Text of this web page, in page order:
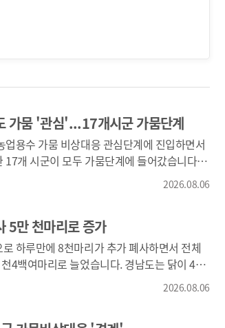
가뭄 '관심'...17개시군 가뭄단계
업용수 가뭄 비상대응 관심단계에 진입하면서
가뭄단계에 들어갔습니다.
의 농업용수 저수율이 오늘(6) 기준으로 45.8%
각단계 진입을 눈앞에 두고 있습니다.
2026.08.06
5만 천마리로 증가
하루만에 8천마리가 추가 폐사하면서 전체
마리로 늘었습니다. 경남도는 닭이 4만
장 많고 돼지가 6천마리, 오리가 2천마리
며 양식어류는 하동군 금남면에서 가숭어
2026.08.06